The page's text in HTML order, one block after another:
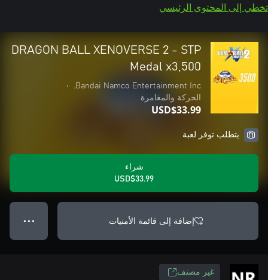
تخطي إلى المحتوى الرئيسي
DRAGON BALL XENOVERSE 2 - STP
Medal x3,500
Bandai Namco Entertainment Inc.
•
الحركة والمغامرة
USD$33.99
يتطلب توفر لعبة
شراء
USD$33.99
إضافة إلى قائمة الأمنيات ● ● ●
غير مصنف